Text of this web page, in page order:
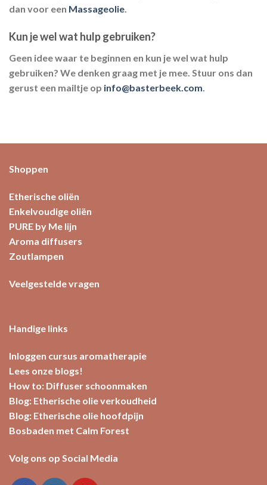
dan voor een Massageolie
Kun je wel wat hulp gebruiken?
Geen idee waar te beginnen en kun je wel wat hulp
gebruiken? We denken graag met je mee. Stuur ons dan
gerust een mailtje op info@basterbeek.com.
Shoppen
Etherische oliën
Enkelvoudige oliën
PURE by Me lijn
Aroma diffusers
Zoutlampen
Veelgestelde vragen
Handige links
Inloggen cursus aromatherapie
Lees onze blogs!
How to: Diffuser schoonmaken
Blog: Etherische olie verkoudheid
Blog: Etherische olie hoofdpijn
Bosbaden met Calm Forest
Volg ons op Social Media